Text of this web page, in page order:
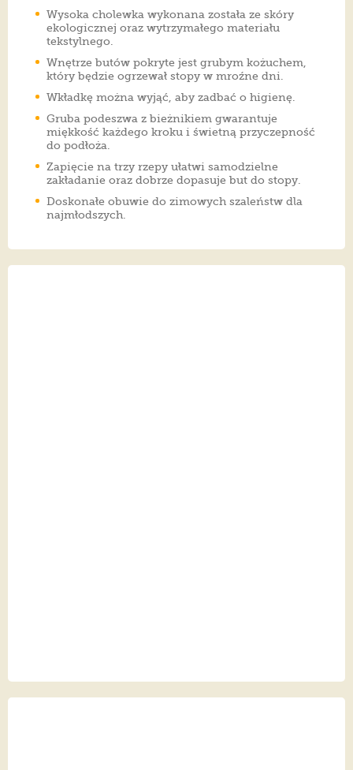
Wysoka cholewka wykonana została ze skóry
ekologicznej oraz wytrzymałego materiału
tekstylnego.
Wnętrze butów pokryte jest grubym kożuchem,
który będzie ogrzewał stopy w mroźne dni.
Wkładkę można wyjąć, aby zadbać o higienę.
Gruba podeszwa z bieżnikiem gwarantuje
miękkość każdego kroku i świetną przyczepność
do podłoża.
Zapięcie na trzy rzepy ułatwi samodzielne
zakładanie oraz dobrze dopasuje but do stopy.
Doskonałe obuwie do zimowych szaleństw dla
najmłodszych.